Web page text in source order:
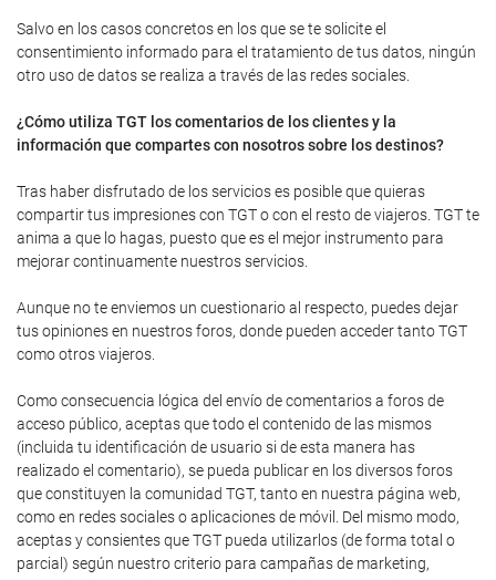
Salvo en los casos concretos en los que se te solicite el
consentimiento informado para el tratamiento de tus datos, ningún
otro uso de datos se realiza a través de las redes sociales.
¿Cómo utiliza TGT los comentarios de los clientes y la
información que compartes con nosotros sobre los destinos?
Tras haber disfrutado de los servicios es posible que quieras
compartir tus impresiones con TGT o con el resto de viajeros. TGT te
anima a que lo hagas, puesto que es el mejor instrumento para
mejorar continuamente nuestros servicios.
Aunque no te enviemos un cuestionario al respecto, puedes dejar
tus opiniones en nuestros foros, donde pueden acceder tanto TGT
como otros viajeros.
Como consecuencia lógica del envío de comentarios a foros de
acceso público, aceptas que todo el contenido de las mismos
(incluida tu identificación de usuario si de esta manera has
realizado el comentario), se pueda publicar en los diversos foros
que constituyen la comunidad TGT, tanto en nuestra página web,
como en redes sociales o aplicaciones de móvil. Del mismo modo,
aceptas y consientes que TGT pueda utilizarlos (de forma total o
parcial) según nuestro criterio para campañas de marketing,